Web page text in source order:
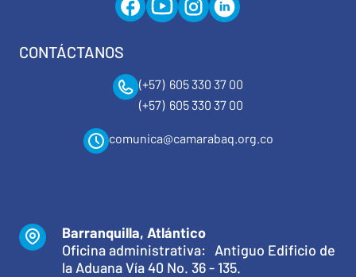
CONTÁCTANOS
(+57) 605 330 37 00
(+57) 605 330 37 00
comunica@camarabaq.org.co
Barranquilla, Atlántico
Oficina administrativa: Antiguo Edificio de
la Aduana Vía 40 No. 36 - 135.